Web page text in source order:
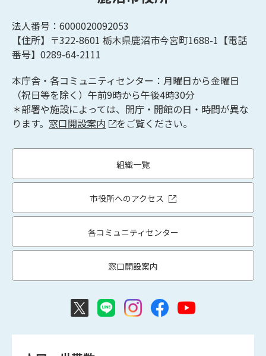
法人番号：6000020092053
【住所】〒322-8601 栃木県鹿沼市今宮町1688-1【電話
番号】0289-64-2111
本庁舎・各コミュニティセンター：月曜日から金曜日
（祝日等を除く）午前9時から午後4時30分
＊部署や施設によっては、開庁・開館の日・時間が異な
ります。 窓口開設案内 をご覧ください。
組織一覧
市役所へのアクセス
各コミュニティセンター
窓口開設案内